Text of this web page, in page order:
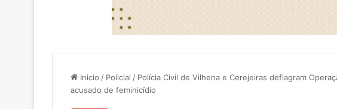
Inicio / Policial / Polícia Civil de Vilhena e Cerejeiras deflagram
acusado de feminicídio